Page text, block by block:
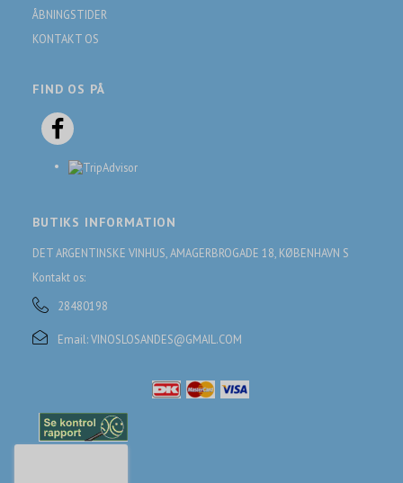
ÅBNINGSTIDER
KONTAKT OS
FIND OS PÅ
BUTIKS INFORMATION
DET ARGENTINSKE VINHUS, AMAGERBROGADE 18, KØBENHAVN S
Kontakt os:
28480198
Email:VINOSLOSANDES@GMAIL.COM